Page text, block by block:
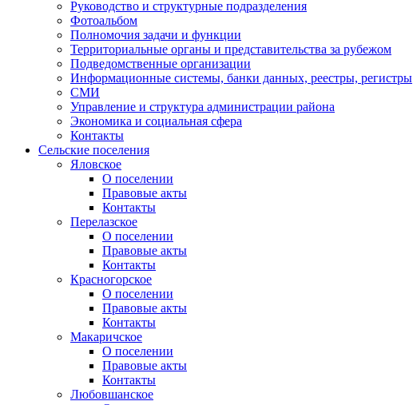
Руководство и структурные подразделения
Фотоальбом
Полномочия задачи и функции
Территориальные органы и представительства за рубежом
Подведомственные организации
Информационные системы, банки данных, реестры, регистры
СМИ
Управление и структура администрации района
Экономика и социальная сфера
Контакты
Сельские поселения
Яловское
О поселении
Правовые акты
Контакты
Перелазское
О поселении
Правовые акты
Контакты
Красногорское
О поселении
Правовые акты
Контакты
Макаричское
О поселении
Правовые акты
Контакты
Любовшанское